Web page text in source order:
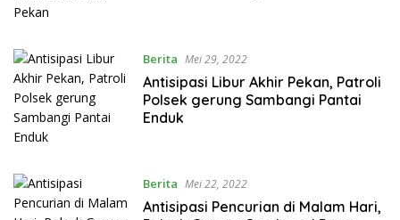
Berita Mei 29, 2022
Antisipasi Libur Akhir Pekan, Patroli
Polsek gerung Sambangi Pantai
Enduk
Berita Mei 22, 2022
Antisipasi Pencurian di Malam Hari,